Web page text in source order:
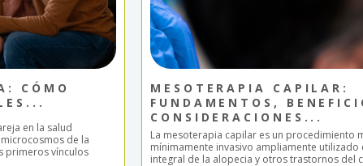
CÓMO
en la salud
de la
primeros vínculos
MESOTERAPIA CAPILAR:
FUNDAMENTOS,
CONSIDERACIONES...
La mesoterapia capilar es un procedimiento
mínimamente invasivo ampliamente utilizado
integral de la alopecia y otros trastornos del